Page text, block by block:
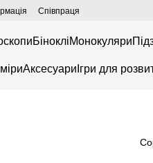
Співпраця
БінокліМонокуляри
Аксесуари Ігри для